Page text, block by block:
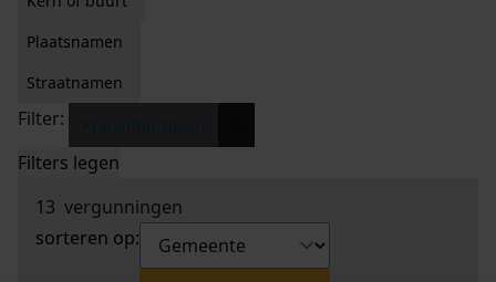
Plaatsnamen
Straatnamen
Filter:
Filters legen
13 vergunningen
sorteren op: